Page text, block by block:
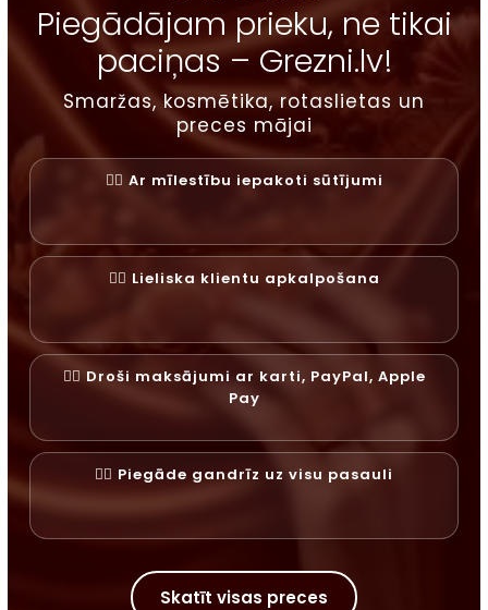
Piegādājam prieku, ne tikai
paciņas – Grezni.lv!
Smaržas, kosmētika, rotaslietas un
preces mājai
✓⃝ Ar mīlestību iepakoti sūtījumi
✓⃝ Lieliska klientu apkalpošana
✓⃝ Droši maksājumi ar karti, PayPal, Apple
Pay
✓⃝ Piegāde gandrīz uz visu pasauli
Skatīt visas preces